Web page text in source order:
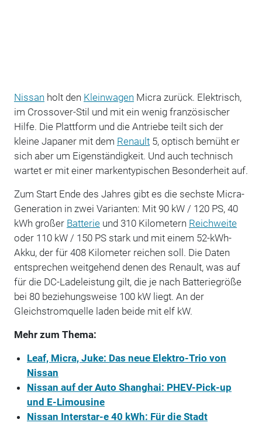
Nissan holt den Kleinwagen Micra zurück. Elektrisch,
im Crossover-Stil und mit ein wenig französischer
Hilfe. Die Plattform und die Antriebe teilt sich der
kleine Japaner mit dem Renault5, optisch bemüht er
sich aber um Eigenständigkeit. Und auch technisch
wartet er mit einer markentypischen Besonderheit auf.
Zum Start Ende des Jahres gibt es die sechste Micra-
Generation in zwei Varianten: Mit 90 kW / 120 PS, 40
kWh großer Batterieund 310 Kilometern Reichweite
oder 110 kW / 150 PS stark und mit einem 52-kWh-
Akku, der für 408 Kilometer reichen soll. Die Daten
entsprechen weitgehend denen des Renault, was auf
für die DC-Ladeleistung gilt, die je nach Batteriegröße
bei 80 beziehungsweise 100 kW liegt. An der
Gleichstromquelle laden beide mit elf kW.
Mehr zum Thema:
Leaf, Micra, Juke: Das neue Elektro-Trio von
Nissan
Nissan auf der Auto Shanghai: PHEV-Pick-up
und E-Limousine
Nissan Interstar-e 40 kWh: Für die Stadt